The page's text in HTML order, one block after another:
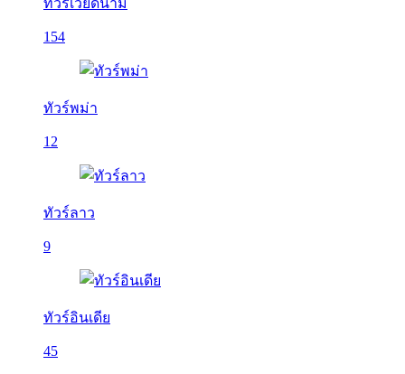
ทัวร์เวียดนาม
154
ทัวร์พม่า
12
ทัวร์ลาว
9
ทัวร์อินเดีย
45